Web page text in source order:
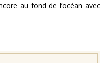
au fond de l’océan avec